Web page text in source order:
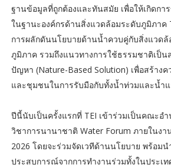
ฐานข้อมูลที่ถูกต้องและทันสมัย เพื่อให้เกิดกา
ในฐานะองค์กรด้านสิ่งแวดล้อมระดับภูมิภา
การผลักดันนโยบายด้านน้ำควบคู่กับสิ่งแวดล้
ภูมิภาค รวมถึงแนวทางการใช้ธรรมชาติเป็
ปัญหา (Nature-Based Solution) เพื่อสร้างค
และชุมชนในการรับมือกับทั้งน้ำท่วมและน้ำ
ปีนี้นับเป็นครั้งแรกที่ TEI เข้าร่วมเป็นคณะอ
วิชาการนานาชาติ Water Forum ภายในงา
2026 โดยจะร่วมจัดเวทีด้านนโยบาย พร้อม
ประสบการณ์จากการทำงานร่วมทั้งในประเ